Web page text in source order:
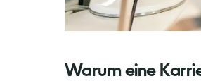
Warum eine